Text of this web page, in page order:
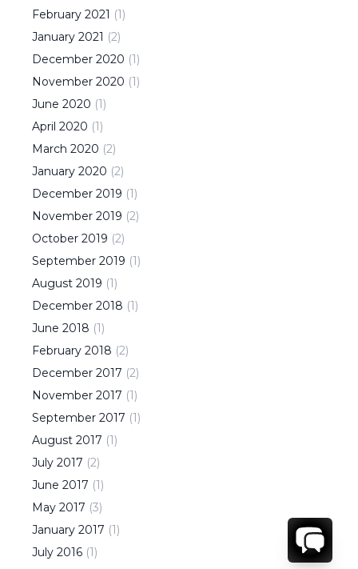
February 2021 (1)
January 2021 (2)
December 2020 (1)
November 2020 (1)
June 2020 (1)
April 2020 (1)
March 2020 (2)
January 2020 (2)
December 2019 (1)
November 2019 (2)
October 2019 (2)
September 2019 (1)
August 2019 (1)
December 2018 (1)
June 2018 (1)
February 2018 (2)
December 2017 (2)
November 2017 (1)
September 2017 (1)
August 2017 (1)
July 2017 (2)
June 2017 (1)
May 2017 (3)
January 2017 (1)
July 2016 (1)